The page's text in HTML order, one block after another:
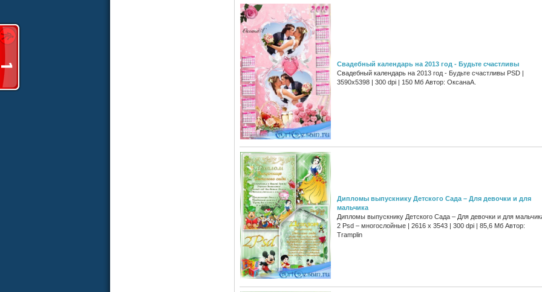
Свадебный календарь на 2013 год - Будьте счастливы
Свадебный календарь на 2013 год - Будьте счастливы PSD |
3590x5398 | 300 dpi | 150 Мб Автор: ОксанаА.
Дипломы выпускнику Детского Сада – Для девочки и для
мальчика
Дипломы выпускнику Детского Сада – Для девочки и для
2 Psd – многослойные | 2616 x 3543 | 300 dpi | 85,6 Мб Автор:
Tramplin